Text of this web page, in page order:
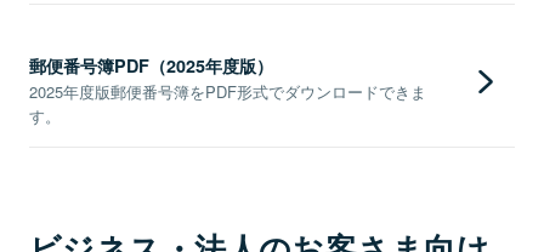
郵便番号簿PDF（2025年度版）
2025年度版郵便番号簿をPDF形式でダウンロードできま
す。